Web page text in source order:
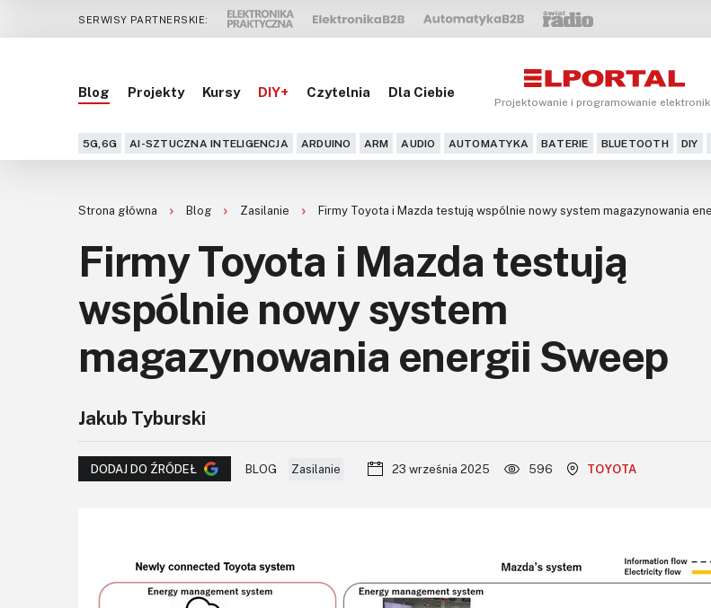
SERWISY PARTNERSKIE:
Blog Projekty Kursy DIY+ Czytelnia Dla Ciebie
Projektowanie i programowanie
5G,6G AI-SZTUCZNA INTELIGENCJA ARDUINO ARM AUDIO AUTOMATYKA BATERIE BLUETOOTH DIY
Strona główna Blog Zasilanie Firmy Toyota i Mazda testują wspólnie nowy system magazynowania
Firmy Toyota i Mazda testują
wspólnie nowy system
magazynowania energii Sweep
Jakub Tyburski
DODAJ DO ŹRÓDEŁ BLOG Zasilanie 23 września 2025 596 TOYOTA